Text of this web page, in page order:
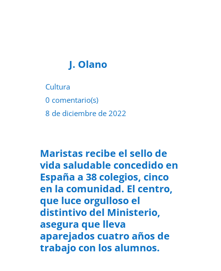
J. Olano
Cultura
0 comentario(s)
8 de diciembre de 2022
Maristas recibe el sello de
vida saludable concedido en
España a 38 colegios, cinco
en la comunidad. El centro,
que luce orgulloso el
distintivo del Ministerio,
asegura que lleva
aparejados cuatro años de
trabajo con los alumnos.